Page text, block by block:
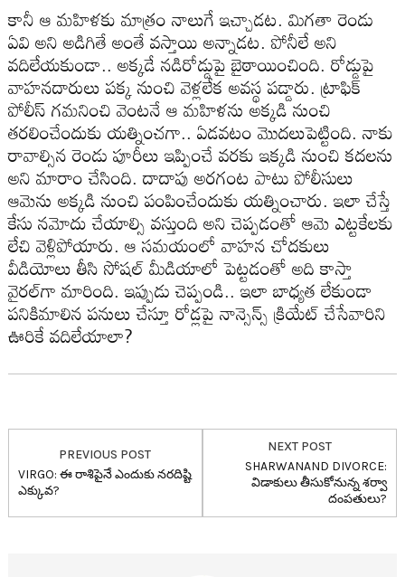
కానీ ఆ మ‌హిళ‌కు మాత్రం నాలుగే ఇచ్చాడ‌ట‌. మిగ‌తా రెండు
ఏవి అని అడిగితే అంతే వ‌స్తాయి అన్నాడ‌ట‌. పోనీలే అని
వ‌దిలేయ‌కుండా.. అక్క‌డే న‌డిరోడ్డుపై బైఠాయించింది. రోడ్డుపై
వాహ‌న‌దారులు ప‌క్క నుంచి వెళ్ల‌లేక అవ‌స్థ ప‌డ్డారు. ట్రాఫిక్
పోలీస్ గ‌మ‌నించి వెంట‌నే ఆ మ‌హిళ‌ను అక్క‌డి నుంచి
త‌ర‌లించేందుకు య‌త్నించ‌గా.. ఏడ‌వ‌టం మొద‌లుపెట్టింది. నాకు
రావాల్సిన రెండు పూరీలు ఇప్పించే వ‌ర‌కు ఇక్క‌డి నుంచి క‌ద‌ల‌ను
అని మారాం చేసింది. దాదాపు అర‌గంట పాటు పోలీసులు
ఆమెను అక్క‌డి నుంచి పంపించేందుకు య‌త్నించారు. ఇలా చేస్తే
కేసు న‌మోదు చేయాల్సి వ‌స్తుంది అని చెప్ప‌డంతో ఆమె ఎట్ట‌కేల‌కు
లేచి వెళ్లిపోయారు. ఆ స‌మ‌యంలో వాహ‌న చోద‌కులు
వీడియోలు తీసి సోష‌ల్ మీడియాలో పెట్ట‌డంతో అది కాస్తా
వైర‌ల్‌గా మారింది. ఇప్పుడు చెప్పండి.. ఇలా బాధ్య‌త లేకుండా
ప‌నికిమాలిన ప‌నులు చేస్తూ రోడ్ల‌పై నాన్సెన్స్ క్రియేట్ చేసేవారిని
ఊరికే వ‌దిలేయాలా?
PREVIOUS POST
VIRGO: ఈ రాశిపైనే ఎందుకు న‌ర‌దిష్టి
ఎక్కువ‌?
NEXT POST
SHARWANAND DIVORCE:
విడాకులు తీసుకోనున్న శ‌ర్వా
దంప‌తులు?